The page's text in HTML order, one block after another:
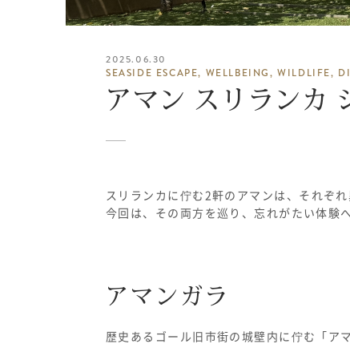
2025.06.30
SEASIDE ESCAPE, WELLBEING, WILDLIFE,
アマン スリランカ
スリランカに佇む 2軒のアマンは、それぞ
今回は、その両方を巡り、忘れがたい体験
アマンガラ
歴史あるゴール旧市街の城壁内に佇む「ア